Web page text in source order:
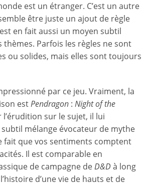
est un étranger. C’est un autre
être juste un ajout de règle
en fait aussi un moyen subtil
thèmes. Parfois les règles ne sont
ou solides, mais elles sont toujours
par ce jeu. Vraiment, la
estPendragon : Night of the
l’érudition sur le sujet, il lui
mélange évocateur de mythe
fait que vos sentiments comptent
Il est comparable en
de campagne deD&Dà long
d’une vie de hauts et de